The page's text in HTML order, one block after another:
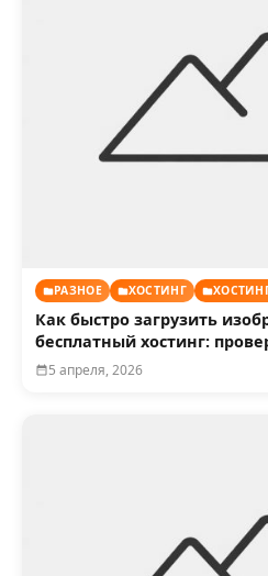
РАЗНОЕ ХОСТИНГ
Как быстро загрузить
бесплатный хостинг:
5 апреля, 2026